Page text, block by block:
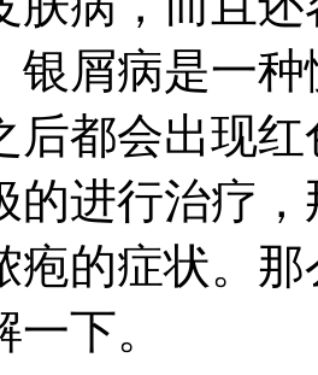
银屑病是一
后都会出现
的进行治疗
疱的症状。
下。